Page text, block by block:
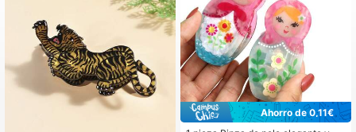
Ahorro de 0,11€